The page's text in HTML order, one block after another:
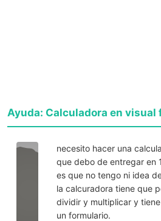
Ayuda: Calculadora en visual
necesito hacer una
que debo de entregar en
es que no tengo ni idea
la calcuradora tiene que
dividir y multiplicar y
un formulario.